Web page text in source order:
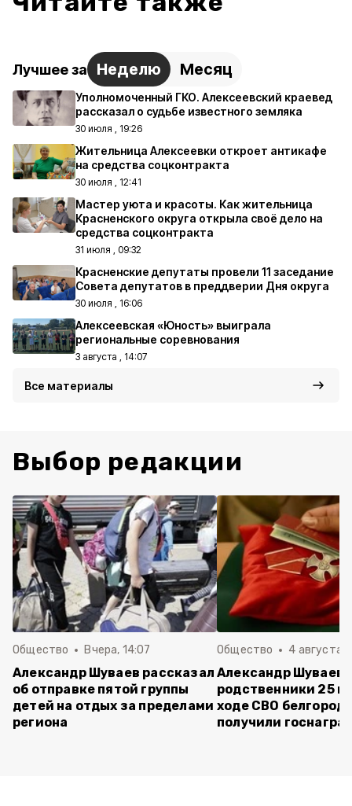
Лучшее за Неделю Месяц
Уполномоченный ГКО. Алексеевский краевед
рассказал о судьбе известного земляка
30 июля , 19:26
Жительница Алексеевки откроет антикафе
на средства соцконтракта
30 июля , 12:41
Мастер уюта и красоты. Как жительница
Красненского округа открыла своё дело на
средства соцконтракта
31 июля , 09:32
Красненские депутаты провели 11 заседание
Совета депутатов в преддверии Дня округа
30 июля , 16:06
Алексеевская «Юность» выиграла
региональные соревнования
3 августа , 14:07
Все материалы
Выбор редакции
Общество Вчера, 14:07
Александр Шуваев рассказал
об отправке пятой группы
детей на отдых за пределами
региона
Общество 4 августа ,
Александр Шуваев:
родственники 25
ходе СВО
получили